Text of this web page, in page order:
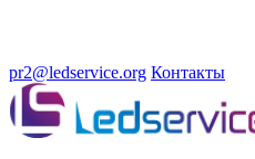
pr2@ledservice.org Контакты